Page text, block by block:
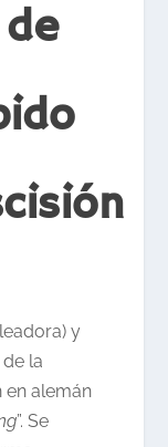
y
la
en alemán
”. Se